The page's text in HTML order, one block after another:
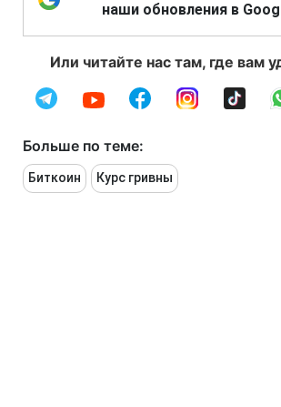
наши обновления в
Или читайте нас там, где вам
Больше по теме:
Биткоин Курс гривны